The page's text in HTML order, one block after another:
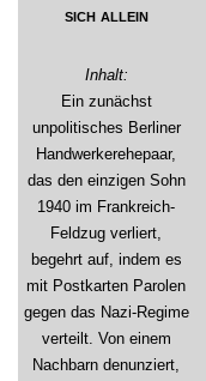
sich allein
Inhalt:
Ein zunächst
unpolitisches Berliner
Handwerkerehepaar,
das den einzigen Sohn
1940 im Frankreich-
Feldzug verliert,
begehrt auf, indem es
mit Postkarten Parolen
gegen das Nazi-Regime
verteilt. Von einem
Nachbarn denunziert,